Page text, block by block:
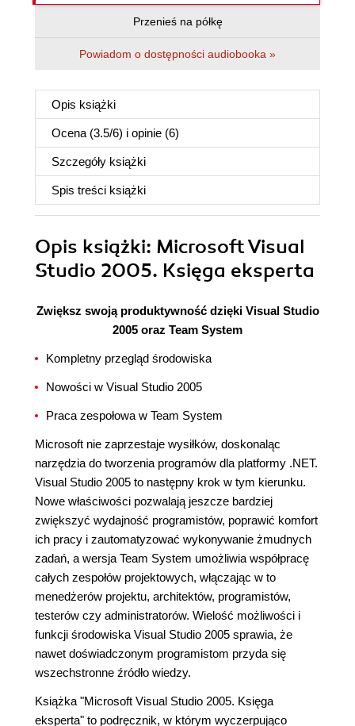
Przenieś na półkę
Powiadom o dostępności audiobooka »
Opis książki
Ocena (3.5/6) i opinie (6)
Szczegóły książki
Spis treści książki
Opis książki: Microsoft Visual
Studio 2005. Księga eksperta
Zwiększ swoją produktywność dzięki Visual Studio
2005 oraz Team System
Kompletny przegląd środowiska
Nowości w Visual Studio 2005
Praca zespołowa w Team System
Microsoft nie zaprzestaje wysiłków, doskonaląc
narzędzia do tworzenia programów dla platformy .NET.
Visual Studio 2005 to następny krok w tym kierunku.
Nowe właściwości pozwalają jeszcze bardziej
zwiększyć wydajność programistów, poprawić komfort
ich pracy i zautomatyzować wykonywanie żmudnych
zadań, a wersja Team System umożliwia współpracę
całych zespołów projektowych, włączając w to
menedżerów projektu, architektów, programistów,
testerów czy administratorów. Wielość możliwości i
funkcji środowiska Visual Studio 2005 sprawia, że
nawet doświadczonym programistom przyda się
wszechstronne źródło wiedzy.
Książka "Microsoft Visual Studio 2005. Księga
eksperta" to podręcznik, w którym wyczerpująco